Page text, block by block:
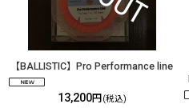
【BALLISTIC】Pro Performance line
13,200円 (税込)